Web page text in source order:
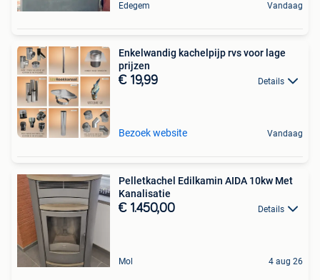
Edegem Vandaag
Enkelwandig kachelpijp rvs voor lage
prijzen
€ 19,99 Details
Bezoek website Vandaag
Pelletkachel Edilkamin AIDA 10kw Met
Kanalisatie
€ 1.450,00 Details
Mol 4 aug 26